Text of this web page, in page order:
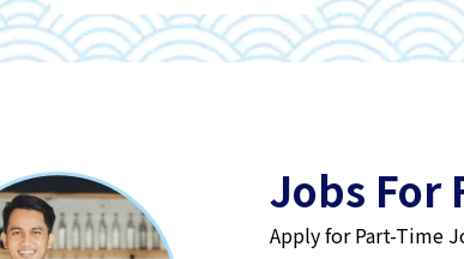
Jobs For
Apply for Part-Time